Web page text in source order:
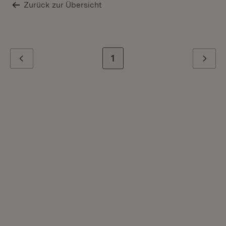
Zurück zur Übersicht
Zur letzten Seite
1 Weiter